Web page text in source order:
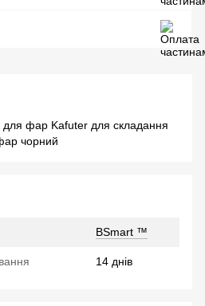
для фар Kafuter для складання
чорний
BSmart ™
14 днів